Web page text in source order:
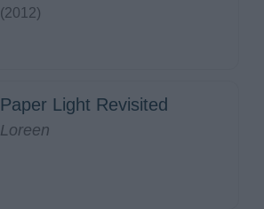
(2012)
Paper Light Revisited
Loreen